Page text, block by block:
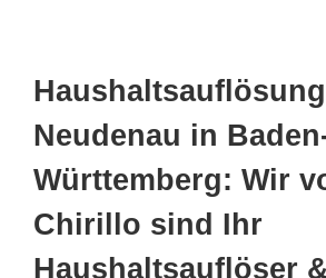
Neudenau in
Württemberg: Wir
Chirillo sind Ihr
Haushaltsauflöser